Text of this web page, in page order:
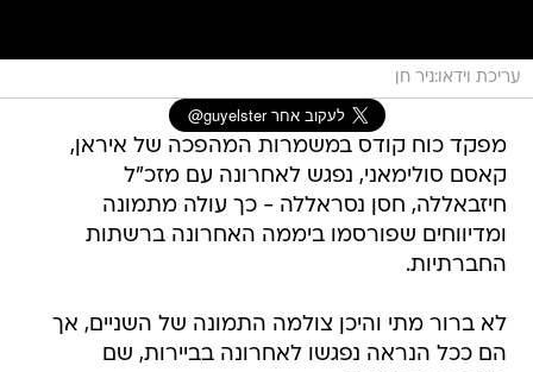
עריכת וידאו:ניר חן
מפקד כוח קודס במשמרות המהפכה של איראן,
קאסם סולימאני, נפגש לאחרונה עם מזכ"ל
חיזבאללה, חסן נסראללה - כך עולה מתמונה
ומדיווחים שפורסמו ביממה האחרונה ברשתות
החברתיות.
לא ברור מתי והיכן צולמה התמונה של השניים, אך
הם ככל הנראה נפגשו לאחרונה בביירות, שם